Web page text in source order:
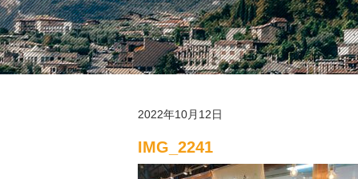
2022年10月12日
IMG_2241